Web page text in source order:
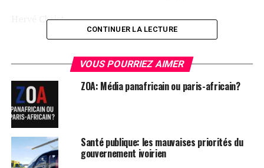
Hervé Christ
Facebook
Twitter
EmailWhatsApp
Telegram
Partager
Comments
comments
CONTINUER LA LECTURE
VOUS POURRIEZ AIMER
ZOA: Média panafricain ou paris-africain?
Santé publique: les mauvaises priorités du
gouvernement ivoirien